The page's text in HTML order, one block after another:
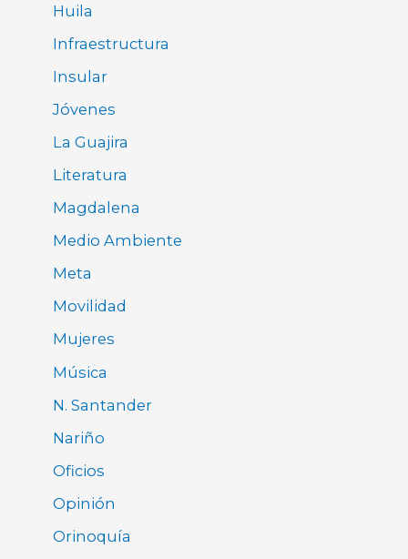
Huila
Infraestructura
Insular
Jóvenes
La Guajira
Literatura
Magdalena
Medio Ambiente
Meta
Movilidad
Mujeres
Música
N. Santander
Nariño
Oficios
Opinión
Orinoquía